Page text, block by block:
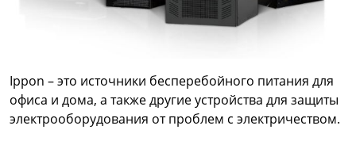
Ippon – это источники бесперебойного питания для
офиса и дома, а также другие устройства для защиты
электрооборудования от проблем с электричеством.